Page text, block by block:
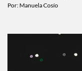
Por: Manuela Cosío